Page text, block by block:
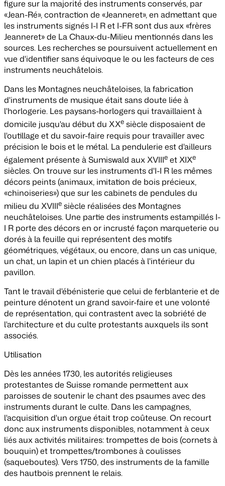
figure sur la majorité des instruments conservés, par
«Jean-Ré», contraction de «Jeanneret», en admettant que
les instruments signés I-I R et I-FR sont dus aux «frères
Jeanneret» de La Chaux-du-Milieu mentionnés dans les
sources. Les recherches se poursuivent actuellement en
vue d'identifier sans équivoque le ou les facteurs de ces
instruments neuchâtelois.
Dans les Montagnes neuchâteloises, la fabrication
d'instruments de musique était sans doute liée à
l'horlogerie. Les paysans-horlogers qui travaillaient à
domicile jusqu'au début du XXe siècle disposaient de
l'outillage et du savoir-faire requis pour travailler avec
précision le bois et le métal. La pendulerie est d'ailleurs
également présente à Sumiswald aux XVIIIe et XIXe
siècles. On trouve sur les instruments d'I-I R les mêmes
décors peints (animaux, imitation de bois précieux,
«chinoiseries») que sur les cabinets de pendules du
milieu du XVIIIe siècle réalisées des Montagnes
neuchâteloises. Une partie des instruments estampillés I-
I R porte des décors en or incrusté façon marqueterie ou
dorés à la feuille qui représentent des motifs
géométriques, végétaux, ou encore, dans un cas unique,
un chat, un lapin et un chien placés à l'intérieur du
pavillon.
Tant le travail d'ébénisterie que celui de ferblanterie et de
peinture dénotent un grand savoir-faire et une volonté
de représentation, qui contrastent avec la sobriété de
l'architecture et du culte protestants auxquels ils sont
associés.
Utilisation
Dès les années 1730, les autorités religieuses
protestantes de Suisse romande permettent aux
paroisses de soutenir le chant des psaumes avec des
instruments durant le culte. Dans les campagnes,
l'acquisition d'un orgue était trop coûteuse. On recourt
donc aux instruments disponibles, notamment à ceux
liés aux activités militaires: trompettes de bois (cornets à
bouquin) et trompettes/trombones à coulisses
(saqueboutes). Vers 1750, des instruments de la famille
des hautbois prennent le relais.